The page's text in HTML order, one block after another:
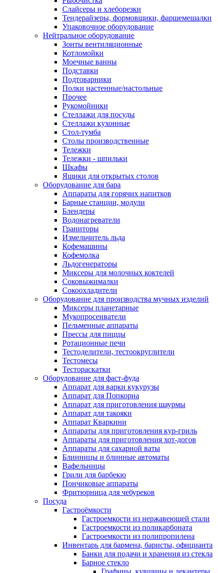
Слайсеры и хлеборезки
Тендерайзеры, формовщики, фаршемешалки
Упаковочное оборудование
Нейтральное оборудование
Зонты вентиляционные
Котломойки
Моечные ванны
Подставки
Подтоварники
Полки настенные/настольные
Прочее
Рукомойники
Стеллажи для посуды
Стеллажи кухонные
Стол-тумба
Столы производственные
Тележки
Тележки - шпильки
Шкафы
Ящики для открытых столов
Оборудование для бара
Аппараты для горячих напитков
Барные станции, модули
Блендеры
Водонагреватели
Граниторы
Измельчитель льда
Кофемашины
Кофемолка
Льдогенераторы
Миксеры для молочных коктелей
Соковыжималки
Сокоохладители
Оборудование для производства мучных изделий
Миксеры планетарные
Мукопросеиватели
Пельменные аппараты
Прессы для пиццы
Ротационные печи
Тестоделители, тестоокруглители
Тестомесы
Тестораскатки
Оборудование для фаст-фуда
Аппарат для варки кукурузы
Аппарат для Попкорна
Аппарат для приготовления шаурмы
Аппарат для такояки
Аппарат Кваркини
Аппараты для приготовления кур-гриль
Аппараты для приготовления хот-догов
Аппараты для сахарной ваты
Блинницы и блинные автоматы
Вафельницы
Грили для барбекю
Пончиковые аппараты
Фритюрница для чебуреков
Посуда
Гастроёмкости
Гастроемкости из нержавеющей стали
Гастроемкости из поликарбоната
Гастроемкости из полипропилена
Инвентарь для бармена, баристы, официанта
Банки для подачи и хранения из стекла
Барное стекло
Графины, кувшины и декантеры